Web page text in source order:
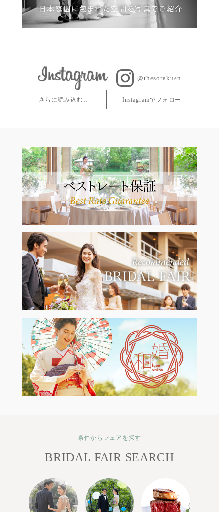
@thesorakuen
さらに読み込む… Instagramでフォロー
条件からフェアを探す
BRIDAL FAIR SEARCH